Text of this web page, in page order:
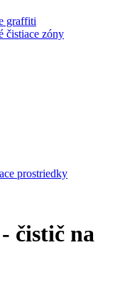
graffiti
čistiace zóny
prostriedky
čistič na